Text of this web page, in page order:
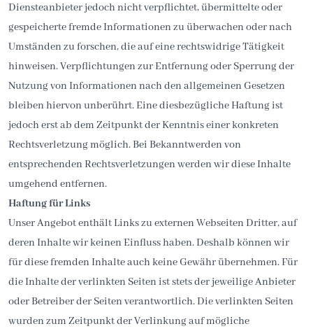
Diensteanbieter jedoch nicht verpflichtet, übermittelte oder
gespeicherte fremde Informationen zu überwachen oder nach
Umständen zu forschen, die auf eine rechtswidrige Tätigkeit
hinweisen. Verpflichtungen zur Entfernung oder Sperrung der
Nutzung von Informationen nach den allgemeinen Gesetzen
bleiben hiervon unberührt. Eine diesbezügliche Haftung ist
jedoch erst ab dem Zeitpunkt der Kenntnis einer konkreten
Rechtsverletzung möglich. Bei Bekanntwerden von
entsprechenden Rechtsverletzungen werden wir diese Inhalte
umgehend entfernen.
Haftung für Links
Unser Angebot enthält Links zu externen Webseiten Dritter, auf
deren Inhalte wir keinen Einfluss haben. Deshalb können wir
für diese fremden Inhalte auch keine Gewähr übernehmen. Für
die Inhalte der verlinkten Seiten ist stets der jeweilige Anbieter
oder Betreiber der Seiten verantwortlich. Die verlinkten Seiten
wurden zum Zeitpunkt der Verlinkung auf mögliche